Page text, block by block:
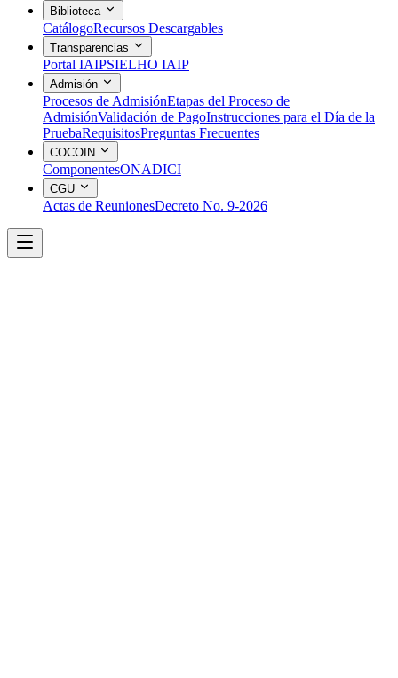
Biblioteca
CatálogoRecursos Descargables
Transparencias
Portal IAIPSIELHO IAIP
Admisión
Procesos de AdmisiónEtapas del Proceso de
AdmisiónValidación de PagoInstrucciones para el Día de la
PruebaRequisitosPreguntas Frecuentes
COCOIN
ComponentesONADICI
CGU
Actas de ReunionesDecreto No. 9-2026